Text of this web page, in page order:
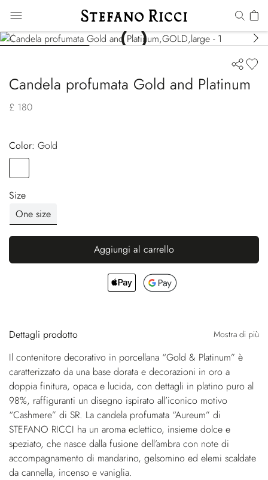
Candela profumata Gold and Platinum
£ 180
Color:
gold
Size
One size
Aggiungi al carrello
Dettagli prodotto Mostra di più
Il contenitore decorativo in porcellana “Gold & Platinum” è
caratterizzato da una base dorata e decorazioni in oro a
doppia finitura, opaca e lucida, con dettagli in platino puro al
98%, raffiguranti un disegno ispirato all’iconico motivo
“Cashmere” di SR. La candela profumata “Aureum” di
STEFANO RICCI ha un aroma eclettico, insieme dolce e
speziato, che nasce dalla fusione dell’ambra con note di
accompagnamento di mandarino, gelsomino ed elemi scaldate
da cannella, incenso e vaniglia.